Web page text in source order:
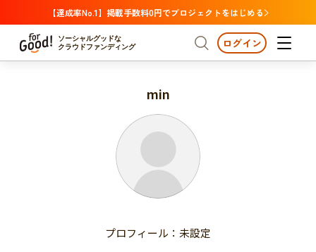
【達成率No.1】掲載手数料0円でプロジェクトをはじめる
ソーシャルグッドな
クラウドファンディング
プロジェクトからさがす 注目
支援金額が多い
支援人数が多い
終了日が近い
国際協力
支援金額が多い
終了日が近い
カテゴリーからさがす
医療・福祉
子ども・教育
人権・マイノリティ
ログイン
min
プロフィール：未設定